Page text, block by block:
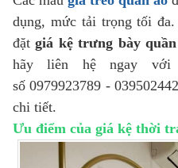
dụng, mức tải trọng tối
đặtgiá kệ trưng bày
hãy liên hệ ngay
số 0979923789 -
chi tiết.
Ưu điểm của giá kệ thời